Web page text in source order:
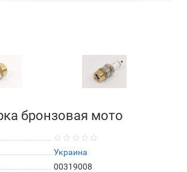
бронзовая мото
Украина
00319008